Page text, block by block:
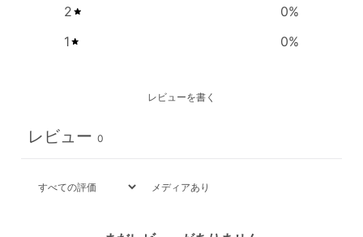
2
0%
1
0%
レビューを書く
レビュー 0
メディアあり